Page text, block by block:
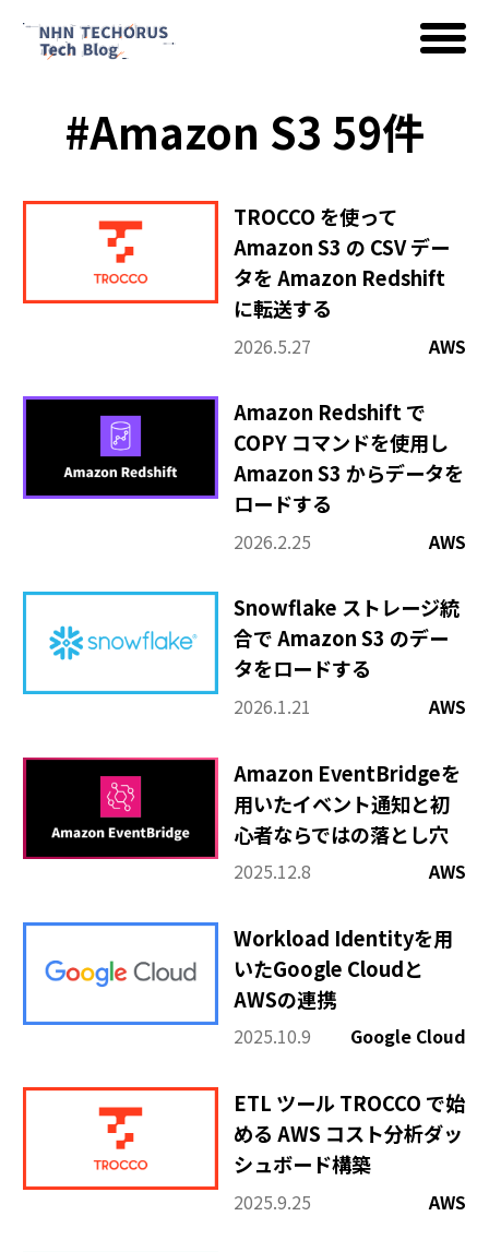
AWS
Google Cloud
イベント
コラム
その他
#Amazon S3 59件
TROCCO を使って
Amazon S3 の CSV デー
タを Amazon Redshift
に転送する
2026.5.27 AWS
Amazon Redshift で
COPY コマンドを使用し
Amazon S3 からデータを
ロードする
2026.2.25 AWS
Snowflake ストレージ統
合で Amazon S3 のデー
タをロードする
2026.1.21 AWS
Amazon EventBridgeを
用いたイベント通知と初
心者ならではの落とし穴
2025.12.8 AWS
Workload Identityを用
いたGoogle Cloudと
AWSの連携
2025.10.9 Google Cloud
ETL ツール TROCCO で始
める AWS コスト分析ダッ
シュボード構築
2025.9.25 AWS